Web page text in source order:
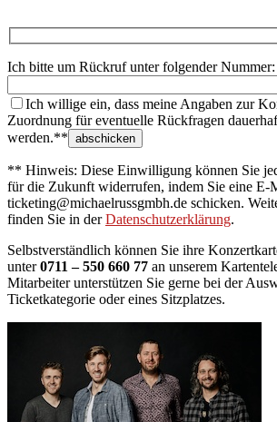
Ich bitte um Rückruf unter folgender Nummer:
Ich willige ein, dass meine Angaben zur
Zuordnung für eventuelle Rückfragen
werden.**
** Hinweis: Diese Einwilligung können Sie
für die Zukunft widerrufen, indem Sie eine E-
ticketing@michaelrussgmbh.de schicken.
finden Sie in derDatenschutzerklärung.
Selbstverständlich können Sie ihre
unter0711 – 550 660 77 an unserem
Mitarbeiter unterstützen Sie gerne bei der
Ticketkategorie oder eines Sitzplatzes.